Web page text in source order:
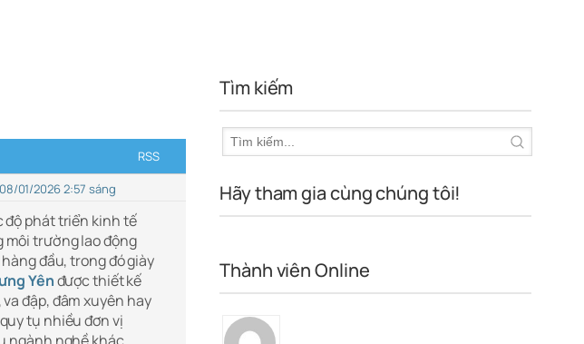
RSS
08/01/2026 2:57 sáng
độ phát triển kinh tế
môi trường lao động
đầu, trong đó giày
Yênđược thiết kế
đập, đâm xuyên hay
tụ nhiều đơn vị
Tìm kiếm
Hãy tham gia cùng chúng tôi!
Thành viên Online